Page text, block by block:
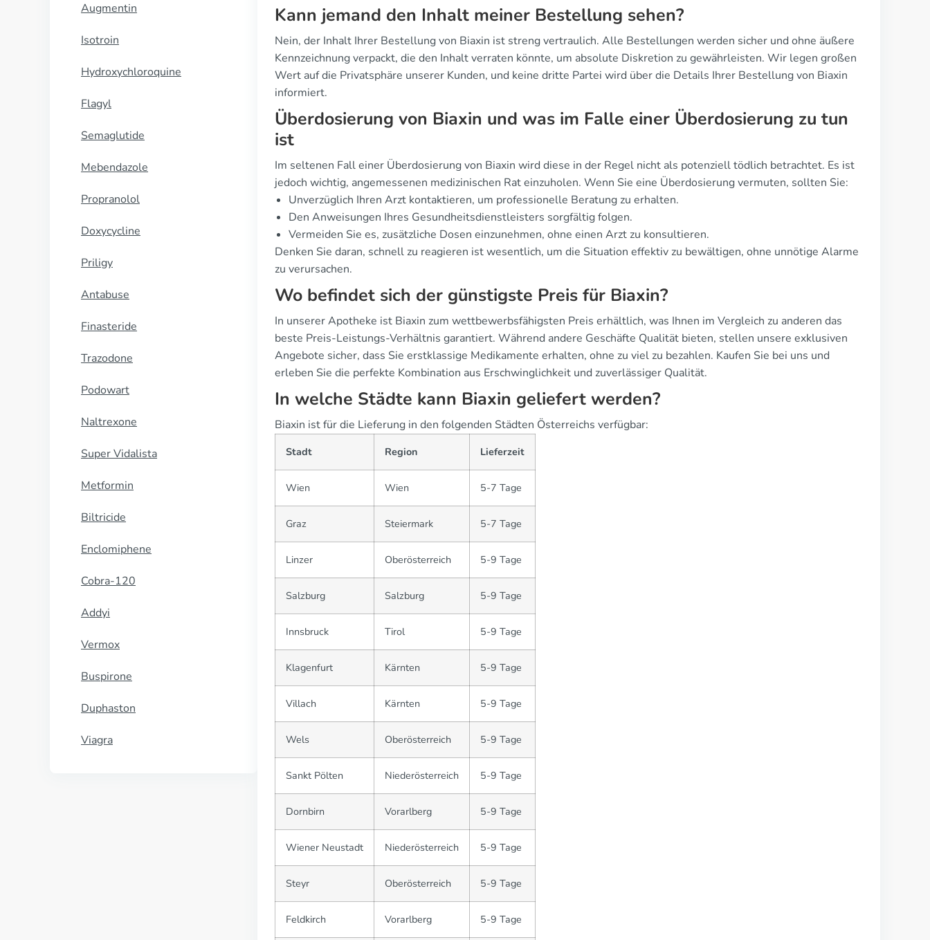
Augmentin
Isotroin
Hydroxychloroquine
Flagyl
Semaglutide
Mebendazole
Propranolol
Doxycycline
Priligy
Antabuse
Finasteride
Trazodone
Podowart
Naltrexone
Super Vidalista
Metformin
Biltricide
Enclomiphene
Cobra-120
Addyi
Vermox
Buspirone
Duphaston
Viagra
Kann jemand den Inhalt meiner Bestellung sehen?
Nein, der Inhalt Ihrer Bestellung von Biaxin ist streng vertraulich. Alle Bestellungen werden sicher und ohne äußere
Kennzeichnung verpackt, die den Inhalt verraten könnte, um absolute Diskretion zu gewährleisten. Wir legen großen
Wert auf die Privatsphäre unserer Kunden, und keine dritte Partei wird über die Details Ihrer Bestellung von Biaxin
informiert.
Überdosierung von Biaxin und was im Falle einer Überdosierung zu tun
ist
Im seltenen Fall einer Überdosierung von Biaxin wird diese in der Regel nicht als potenziell tödlich betrachtet. Es ist
jedoch wichtig, angemessenen medizinischen Rat einzuholen. Wenn Sie eine Überdosierung vermuten, sollten Sie:
Unverzüglich Ihren Arzt kontaktieren, um professionelle Beratung zu erhalten.
Den Anweisungen Ihres Gesundheitsdienstleisters sorgfältig folgen.
Vermeiden Sie es, zusätzliche Dosen einzunehmen, ohne einen Arzt zu konsultieren.
Denken Sie daran, schnell zu reagieren ist wesentlich, um die Situation effektiv zu bewältigen, ohne unnötige Alarme
zu verursachen.
Wo befindet sich der günstigste Preis für Biaxin?
In unserer Apotheke ist Biaxin zum wettbewerbsfähigsten Preis erhältlich, was Ihnen im Vergleich zu anderen das
beste Preis-Leistungs-Verhältnis garantiert. Während andere Geschäfte Qualität bieten, stellen unsere exklusiven
Angebote sicher, dass Sie erstklassige Medikamente erhalten, ohne zu viel zu bezahlen. Kaufen Sie bei uns und
erleben Sie die perfekte Kombination aus Erschwinglichkeit und zuverlässiger Qualität.
In welche Städte kann Biaxin geliefert werden?
Biaxin ist für die Lieferung in den folgenden Städten Österreichs verfügbar:
Stadt Region Lieferzeit
Wien Wien 5-7 Tage
Graz Steiermark 5-7 Tage
Linzer Oberösterreich 5-9 Tage
Salzburg Salzburg 5-9 Tage
Innsbruck Tirol 5-9 Tage
Klagenfurt Kärnten 5-9 Tage
Villach Kärnten 5-9 Tage
Wels Oberösterreich 5-9 Tage
Sankt Pölten Niederösterreich 5-9 Tage
Dornbirn Vorarlberg 5-9 Tage
Wiener Neustadt Niederösterreich 5-9 Tage
Steyr Oberösterreich 5-9 Tage
Feldkirch Vorarlberg 5-9 Tage